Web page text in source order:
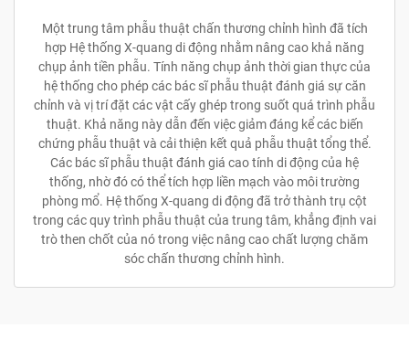
Một trung tâm phẫu thuật chấn thương chỉnh hình đã tích
hợp Hệ thống X-quang di động nhằm nâng cao khả năng
chụp ảnh tiền phẫu. Tính năng chụp ảnh thời gian thực của
hệ thống cho phép các bác sĩ phẫu thuật đánh giá sự căn
chỉnh và vị trí đặt các vật cấy ghép trong suốt quá trình phẫu
thuật. Khả năng này dẫn đến việc giảm đáng kể các biến
chứng phẫu thuật và cải thiện kết quả phẫu thuật tổng thể.
Các bác sĩ phẫu thuật đánh giá cao tính di động của hệ
thống, nhờ đó có thể tích hợp liền mạch vào môi trường
phòng mổ. Hệ thống X-quang di động đã trở thành trụ cột
trong các quy trình phẫu thuật của trung tâm, khẳng định vai
trò then chốt của nó trong việc nâng cao chất lượng chăm
sóc chấn thương chỉnh hình.